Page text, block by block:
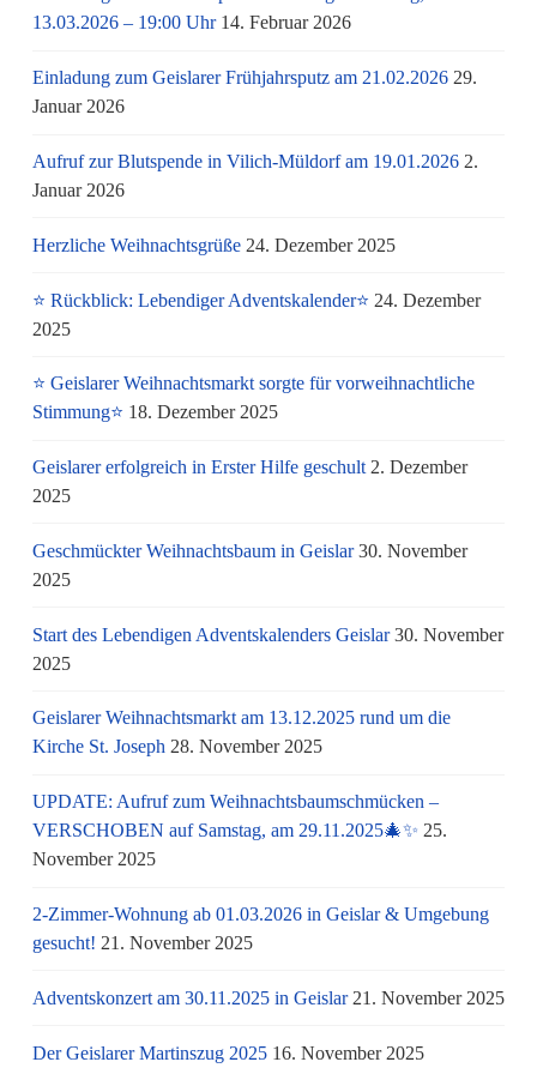
13.03.2026 – 19:00 Uhr 14. Februar 2026
Einladung zum Geislarer Frühjahrsputz am 21.02.2026 29.
Januar 2026
Aufruf zur Blutspende in Vilich-Müldorf am 19.01.2026 2.
Januar 2026
Herzliche Weihnachtsgrüße 24. Dezember 2025
⭐ Rückblick: Lebendiger Adventskalender⭐ 24. Dezember
2025
⭐ Geislarer Weihnachtsmarkt sorgte für vorweihnachtliche
Stimmung⭐ 18. Dezember 2025
Geislarer erfolgreich in Erster Hilfe geschult 2. Dezember
2025
Geschmückter Weihnachtsbaum in Geislar 30. November
2025
Start des Lebendigen Adventskalenders Geislar 30. November
2025
Geislarer Weihnachtsmarkt am 13.12.2025 rund um die
Kirche St. Joseph 28. November 2025
UPDATE: Aufruf zum Weihnachtsbaumschmücken –
VERSCHOBEN auf Samstag, am 29.11.2025🎄✨ 25.
November 2025
2-Zimmer-Wohnung ab 01.03.2026 in Geislar & Umgebung
gesucht! 21. November 2025
Adventskonzert am 30.11.2025 in Geislar 21. November 2025
Der Geislarer Martinszug 2025 16. November 2025